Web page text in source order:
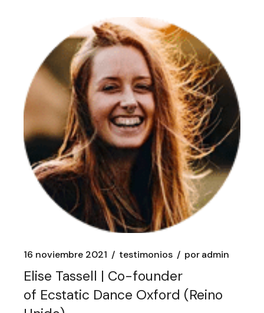
16 noviembre 2021 testimonios poradmin
Elise Tassell | Co-founder
of Ecstatic Dance Oxford (Reino